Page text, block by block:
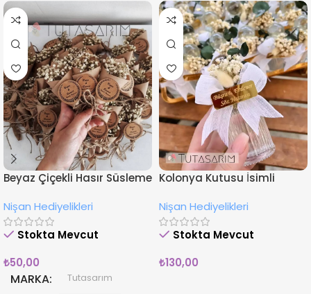
Beyaz Çiçekli Hasır Süsleme
Magnet
Nişan Hediyelikleri
Stokta Mevcut
₺50,00
MARKA Tutasarım
Kolonya Kutusu İsimli
Nişan Hediyelikleri
Stokta Mevcut
₺130,00